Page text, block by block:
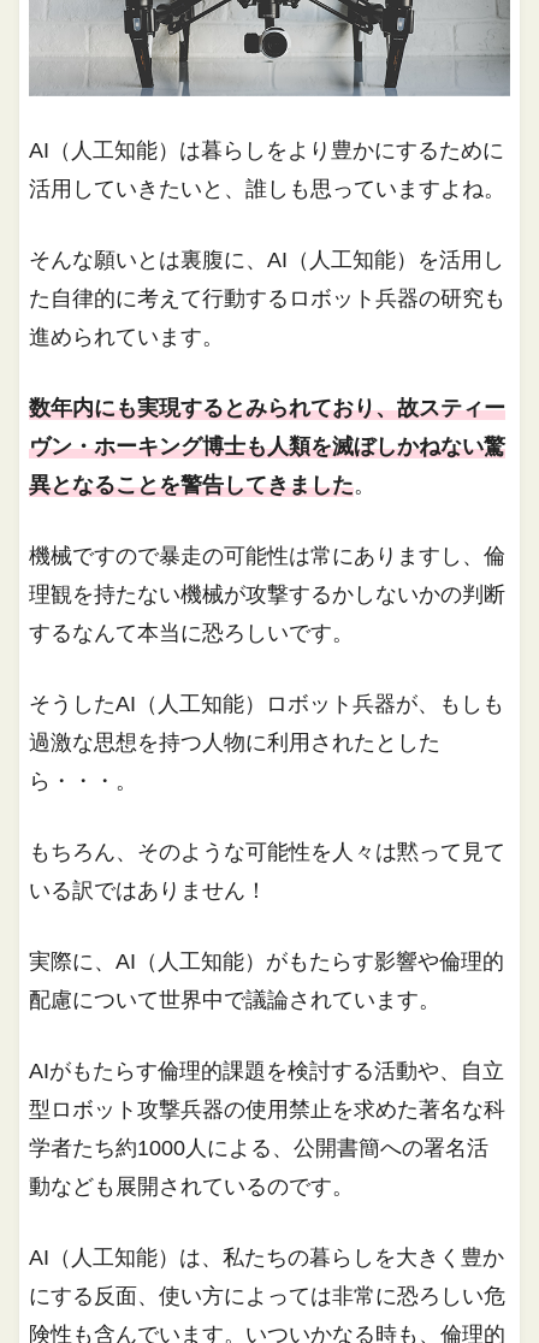
AI（人工知能）は暮らしをより豊かにするために
活用していきたいと、誰しも思っていますよね。
そんな願いとは裏腹に、AI（人工知能）を活用し
た自律的に考えて行動するロボット兵器の研究も
進められています。
数年内にも実現するとみられており、故スティー
ヴン・ホーキング博士も人類を滅ぼしかねない驚
異となることを警告してきました。
機械ですので暴走の可能性は常にありますし、倫
理観を持たない機械が攻撃するかしないかの判断
するなんて本当に恐ろしいです。
そうしたAI（人工知能）ロボット兵器が、もしも
過激な思想を持つ人物に利用されたとした
ら・・・。
もちろん、そのような可能性を人々は黙って見て
いる訳ではありません！
実際に、AI（人工知能）がもたらす影響や倫理的
配慮について世界中で議論されています。
AIがもたらす倫理的課題を検討する活動や、自立
型ロボット攻撃兵器の使用禁止を求めた著名な科
学者たち約1000人による、公開書簡への署名活
動なども展開されているのです。
AI（人工知能）は、私たちの暮らしを大きく豊か
にする反面、使い方によっては非常に恐ろしい危
険性も含んでいます。いついかなる時も、倫理的